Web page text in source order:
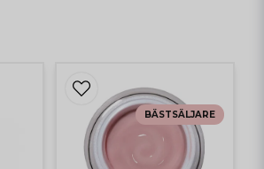
BÄSTSÄLJARE